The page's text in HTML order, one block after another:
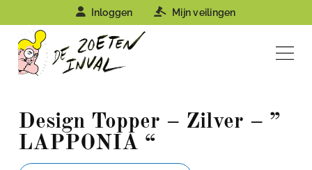
Inloggen Mijn veilingen
Design Topper – Zilver – ”
LAPPONIA “